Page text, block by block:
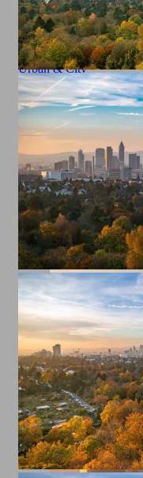
Urban & City
AutumncityscapeCitytrip
MainGoetheturm
Landscape